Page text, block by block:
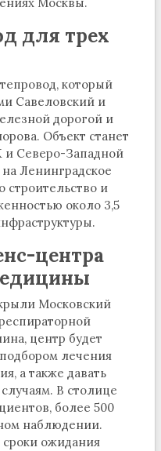
для трех
который
Савеловский и
дорогой и
Объект станет
и Северо-Западной
на Ленинградское
строительство и
около 3,5
центра
Московский
центр будет
лечения
а также давать
В столице
более 500
наблюдении.
ожидания